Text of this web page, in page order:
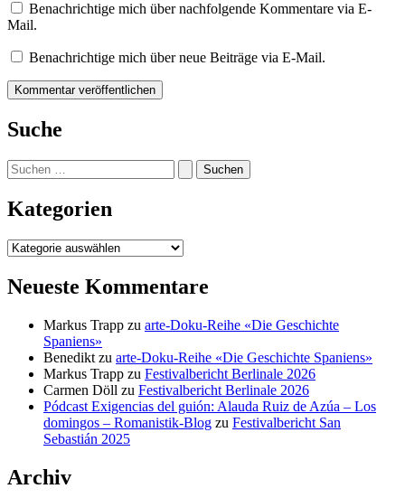
Benachrichtige mich über nachfolgende Kommentare via E-
Mail.
Benachrichtige mich über neue Beiträge via E-Mail.
Suche
Suchen
nach:
Kategorien
Kategorien
Neueste Kommentare
Markus Trapp zu arte-Doku-Reihe «Die Geschichte
Spaniens»
Benedikt zu arte-Doku-Reihe «Die Geschichte Spaniens»
Markus Trapp zu Festivalbericht Berlinale 2026
Carmen Döll zu Festivalbericht Berlinale 2026
Pódcast Exigencias del guión: Alauda Ruiz de Azúa – Los
domingos – Romanistik-Blog zu Festivalbericht San
Sebastián 2025
Archiv